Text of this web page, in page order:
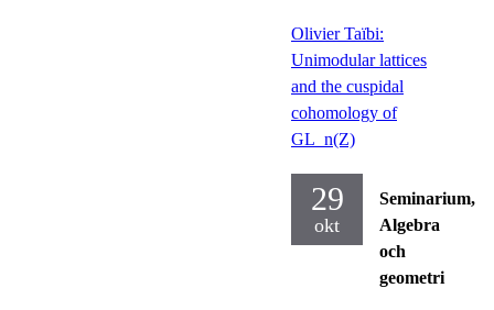
Olivier Taïbi:
Unimodular lattices
and the cuspidal
cohomology of
GL_n(Z)
29
okt
Seminarium,
Algebra
och
geometri